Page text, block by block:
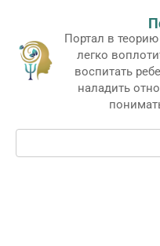
контенту
Портал в
легко
воспитать
наладить
Поиск: